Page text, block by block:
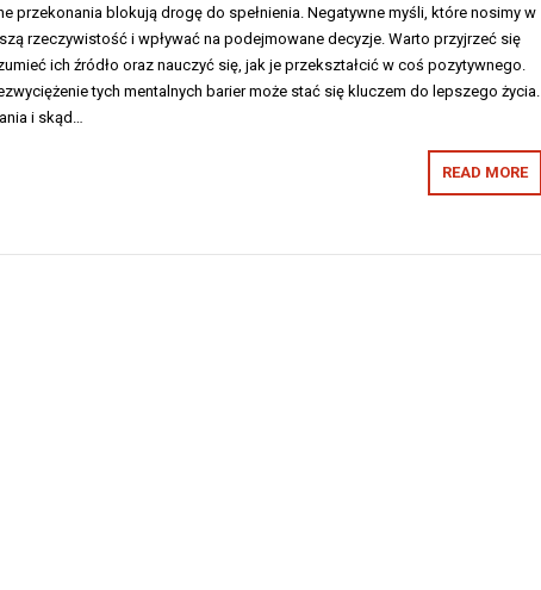
przekonania blokują drogę do spełnienia. Negatywne myśli, które nosimy w
rzeczywistość i wpływać na podejmowane decyzje. Warto przyjrzeć się
ich źródło oraz nauczyć się, jak je przekształcić w coś pozytywnego.
tych mentalnych barier może stać się kluczem do lepszego życia.
i skąd…
READ MORE